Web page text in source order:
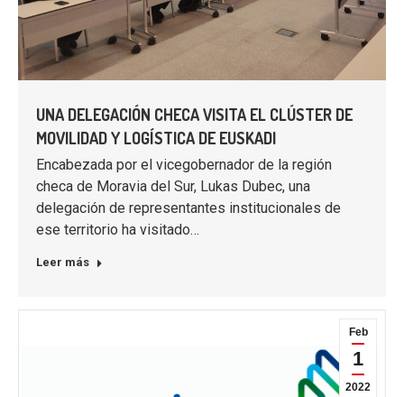
UNA DELEGACIÓN CHECA VISITA EL CLÚSTER DE
MOVILIDAD Y LOGÍSTICA DE EUSKADI
Encabezada por el vicegobernador de la región
checa de Moravia del Sur, Lukas Dubec, una
delegación de representantes institucionales de
ese territorio ha visitado…
Leer más
Feb
1
2022